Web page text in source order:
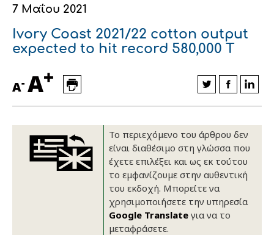
Οικονομικά στοιχεία
Εταιρική δομή
Καινοτομία
Επικοινωνία
Εξαγωγές
Συνέδρια
Ευφυής γεωργία
Συμβουλευτική στο χωράφι
Εκκόκκιση για λογαριασμό του
παραγωγού
Ιατρικές υπηρεσίες
Αλυσίδα βάμβακος
Κλωστοϋφαντουργία - Ένδυση
Εταιρικά νέα
7 Μαΐου 2021
Ivory Coast 2021/22 cotton output
expected to hit record 580,000 T
A- A+
Το περιεχόμενο του άρθρου δεν
είναι διαθέσιμο στη γλώσσα που
έχετε επιλέξει και ως εκ τούτου
το εμφανίζουμε στην αυθεντική
του εκδοχή. Μπορείτε να
χρησιμοποιήσετε την υπηρεσία
Google Translateγια να το
μεταφράσετε.